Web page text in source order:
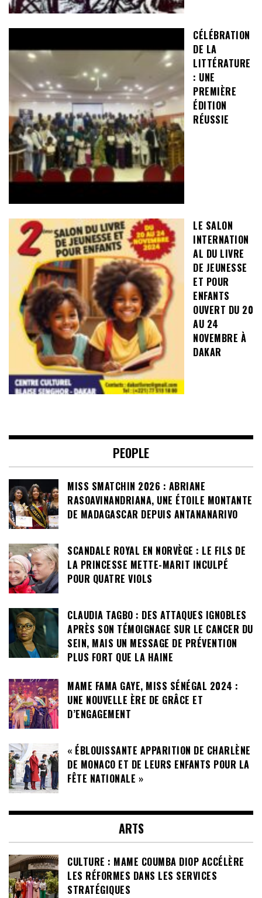
CÉLÉBRATION
DE LA
LITTÉRATURE
: UNE
PREMIÈRE
ÉDITION
RÉUSSIE
LE SALON
INTERNATION
AL DU LIVRE
DE JEUNESSE
ET POUR
ENFANTS
OUVERT DU 20
AU 24
NOVEMBRE À
DAKAR
PEOPLE
MISS SMATCHIN 2026 : ABRIANE
RASOAVINANDRIANA, UNE ÉTOILE MONTANTE
DE MADAGASCAR DEPUIS ANTANANARIVO
SCANDALE ROYAL EN NORVÈGE : LE FILS DE
LA PRINCESSE METTE-MARIT INCULPÉ
POUR QUATRE VIOLS
CLAUDIA TAGBO : DES ATTAQUES IGNOBLES
APRÈS SON TÉMOIGNAGE SUR LE CANCER DU
SEIN, MAIS UN MESSAGE DE PRÉVENTION
PLUS FORT QUE LA HAINE
MAME FAMA GAYE, MISS SÉNÉGAL 2024 :
UNE NOUVELLE ÈRE DE GRÂCE ET
D’ENGAGEMENT
« ÉBLOUISSANTE APPARITION DE CHARLÈNE
DE MONACO ET DE LEURS ENFANTS POUR LA
FÊTE NATIONALE »
ARTS
CULTURE : MAME COUMBA DIOP ACCÉLÈRE
LES RÉFORMES DANS LES SERVICES
STRATÉGIQUES